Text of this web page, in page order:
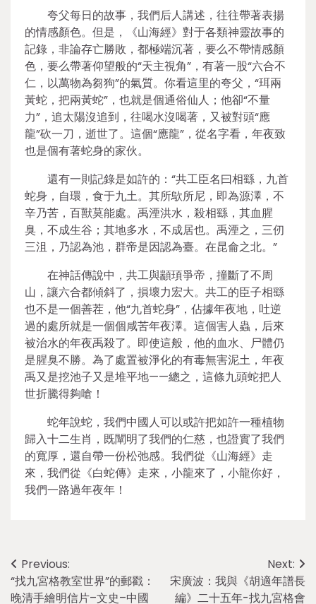
夸父每日的故事，我們后人講述，往往帶著表揚
的情感顏色。但是，《山海經》對于各類神靈故事的
記錄，非論存亡勝敗，都極端沉著，要么不帶情感顏
色，要么帶著仰望般的“天主視角”，有著一股“六合不
仁，以萬物為芻狗”的氣質。你看這里的夸父，“珥兩
黃蛇，把兩黃蛇”，也就是個通俗仙人；他卻“不量
力”，追太陽沒追到，往喝水沒喝著，又被對頭“應
龍”砍一刀，逝世了。這個“應龍”，從名字看，年夜致
也是個有著蛇身的家伙。
還有一則記錄是如許的：“共工臣名曰相繇，九首
蛇身，自環，食于九土。其所歍所尼，即為源澤，不
辛乃苦，百獸莫能處。禹湮洪水，殺相繇，其血腥
臭，不成生谷；其地多水，不成居也。禹湮之，三仞
三沮，乃認為池，群帝是因認為臺。在昆侖之北。”
在神話傳說中，共工與顓頊爭帝，撞斷了不周
山，讓六合都傾斜了，損壞力宏大。共工的臣子相繇
也不是一個善茬，他“九首蛇身”，佔據年夜地，吐逆
過的處所就是一個個咸苦年夜澤。這個害人蟲，后來
被治水的年夜禹殺了。即使這般，他的血水、尸體仍
是腥臭不勝。為了處置被淨化的有毒無害泥土，年夜
禹又是挖池子又是堆平地——總之，這條九頭蛇把人
世折騰得夠嗆！
蛇年說蛇，我們中國人可以或許把如許一種植物
歸入十二生肖，既闡明了我們的仁慈，也證實了我們
的寬厚，還自帶一份松弛感。我們從《山海經》走
來，我們從《白蛇傳》走來，小龍來了，小龍你好，
我們一路過年夜年！
Post
navigation
Previous:
“找九宮格教室世界”的郵戳：
晚清手繪明信片–文史–中國
Next:
宋廣波：我與《胡適年譜長
編》二十五年-找九宮格會